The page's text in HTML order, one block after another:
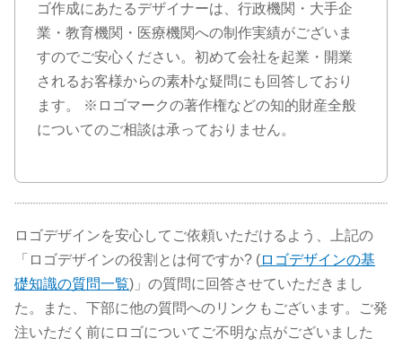
ゴ作成にあたるデザイナーは、行政機関・大手企
業・教育機関・医療機関への制作実績がございま
すのでご安心ください。初めて会社を起業・開業
されるお客様からの素朴な疑問にも回答しており
ます。 ※ロゴマークの著作権などの知的財産全般
についてのご相談は承っておりません。
ロゴデザインを安心してご依頼いただけるよう、上記の
「ロゴデザインの役割とは何ですか? (ロゴデザインの基
礎知識の質問一覧)」の質問に回答させていただきまし
た。また、下部に他の質問へのリンクもございます。ご発
注いただく前にロゴについてご不明な点がございました